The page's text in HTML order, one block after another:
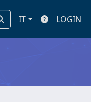
IT LOGIN